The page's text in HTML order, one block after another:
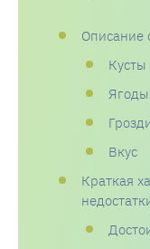
Описание
Кусты
Ягоды
Вкус
Краткая